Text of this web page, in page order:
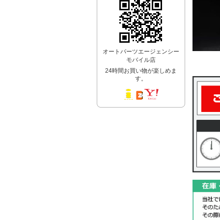
オートパーツエージェンシー
モバイル店
24時間お買い物が楽しめま
す。